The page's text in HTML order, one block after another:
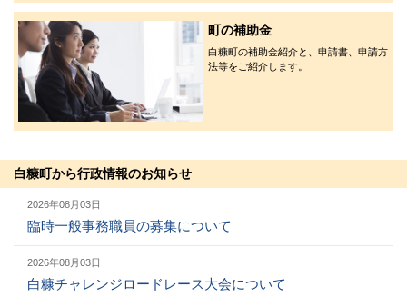
町の補助金
白糠町の補助金紹介と、申請書、申請方
法等をご紹介します。
白糠町から行政情報のお知らせ
2026年08月03日
臨時一般事務職員の募集について
2026年08月03日
白糠チャレンジロードレース大会について